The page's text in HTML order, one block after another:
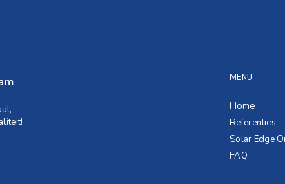
MENU
Home
Referenties
Solar Edge
FAQ